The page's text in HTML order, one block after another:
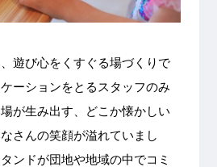
遊び心をくすぐる場づくりで
ーションをとるスタッフのみ
が生み出す、どこか懐かしい
さんの笑顔が溢れていまし
ンドが団地や地域の中でコミ